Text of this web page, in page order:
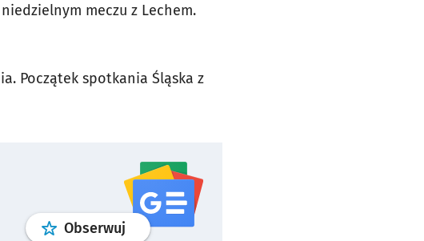
meczu z Lechem.
Początek spotkania Śląska z
Obserwuj profilgoogle news